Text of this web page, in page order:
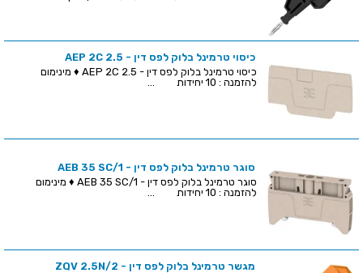
כיסוי טרמינל בלוק לפס דין - AEP 2C 2.5
כיסוי טרמינל בלוק לפס דין - AEP 2C 2.5 ♦ מינימום
להזמנה : 10 יחידות ...
סוגר טרמינל בלוק לפס דין - AEB 35 SC/1
סוגר טרמינל בלוק לפס דין - AEB 35 SC/1 ♦ מינימום
להזמנה : 10 יחידות ...
מגשר טרמינל בלוק לפס דין - ZQV 2.5N/2